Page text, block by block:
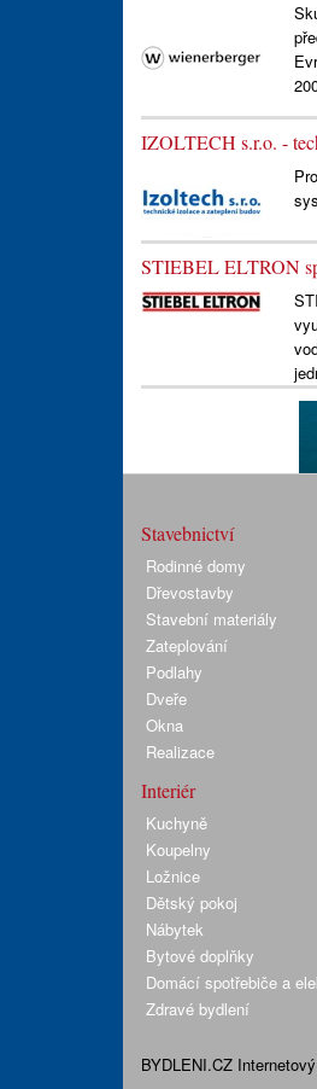
IZOLTECH s.r.o. -
STIEBEL ELTRON
Stavebnictví
Rodinné domy
Dřevostavby
Stavební materiály
Zateplování
Podlahy
Dveře
Okna
Realizace
Interiér
Kuchyně
Koupelny
Ložnice
Dětský pokoj
Nábytek
Bytové doplňky
Domácí spotřebiče a
Zdravé bydlení
BYDLENI.CZ